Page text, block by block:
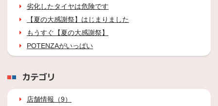
劣化したタイヤは危険です
【夏の大感謝祭】はじまりました
もうすぐ【夏の大感謝祭】
POTENZAがいっぱい
カテゴリ
店舗情報（9）